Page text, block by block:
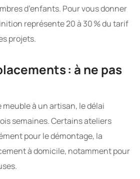
d’enfants. Pour vous donner
représente 20 à 30 % du tarif
projets.
: à ne pas
à un artisan, le délai
semaines. Certains ateliers
pour le démontage, la
à domicile, notamment pour